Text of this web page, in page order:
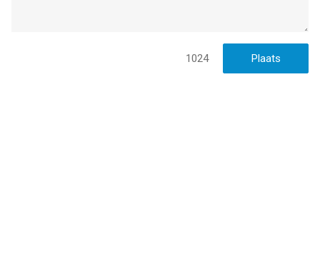
Vragen? Schrijf ons op info@magisterapp.com
1024